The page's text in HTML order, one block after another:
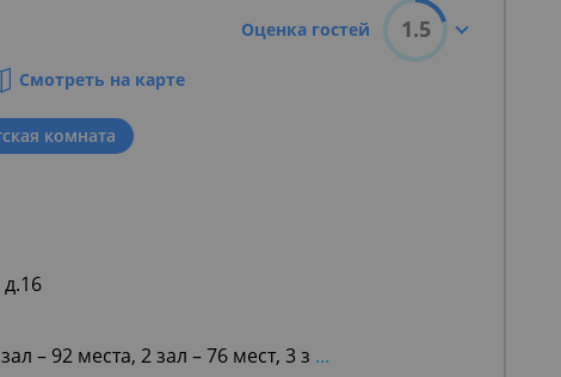
Смотреть на карте
комната
– 92 места, 2 зал – 76 мест, 3 з ...
Оценка гостей 1.5